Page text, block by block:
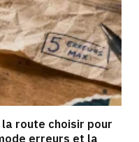
route choisir pour
erreurs et la